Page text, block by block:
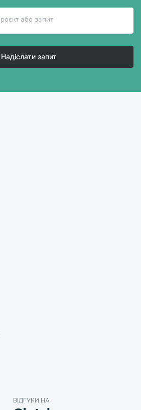
Надіслати запит
ВІДГУКИ НА